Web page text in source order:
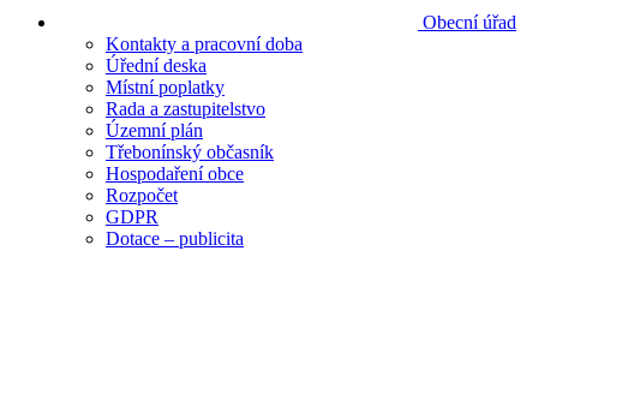
Obecní úřad
Kontakty a pracovní doba
Úřední deska
Místní poplatky
Rada a zastupitelstvo
Územní plán
Třebonínský občasník
Hospodaření obce
Rozpočet
GDPR
Dotace – publicita